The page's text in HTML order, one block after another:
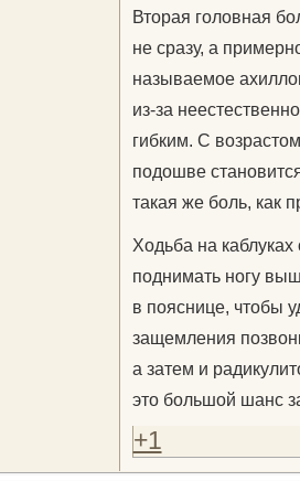
Вторая головная
не сразу, а
называемое
из-за
гибким. С
подошве
такая же боль, как
Ходьба на каблуках
поднимать ногу
в пояснице, чтобы
защемления
а затем и
это большой шанс
+1